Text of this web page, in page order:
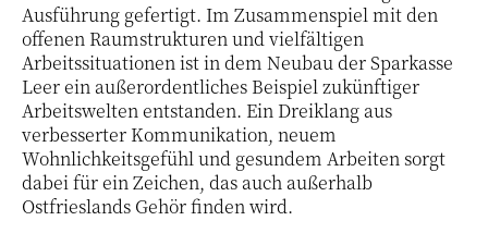
Ausführung gefertigt. Im Zusammenspiel mit den
offenen Raumstrukturen und vielfältigen
Arbeitssituationen ist in dem Neubau der Sparkasse
Leer ein außerordentliches Beispiel zukünftiger
Arbeitswelten entstanden. Ein Dreiklang aus
verbesserter Kommunikation, neuem
Wohnlichkeitsgefühl und gesundem Arbeiten sorgt
dabei für ein Zeichen, das auch außerhalb
Ostfrieslands Gehör finden wird.